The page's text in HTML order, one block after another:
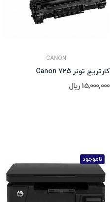
CANON
کارتریج تونر Canon 725
15,000,000 ریال
ناموجود